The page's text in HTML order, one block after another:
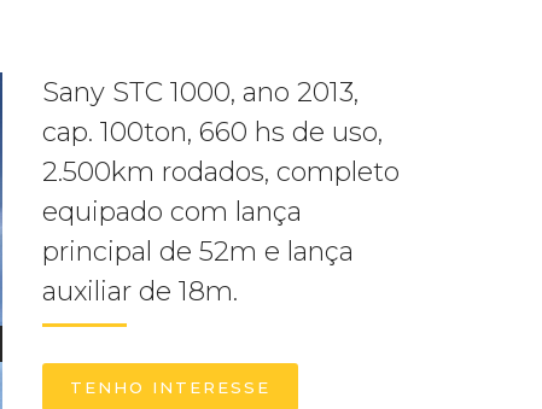
Sany STC 1000, ano 2013,
cap. 100ton, 660 hs de uso,
2.500km rodados, completo
equipado com lança
principal de 52m e lança
auxiliar de 18m.
TENHO INTERESSE